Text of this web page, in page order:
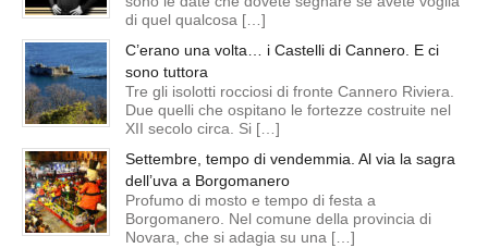
di quel qualcosa […]
C’erano una volta… i Castelli di Cannero. E ci
sono tuttora
Tre gli isolotti rocciosi di fronte Cannero Riviera.
Due quelli che ospitano le fortezze costruite nel
XII secolo circa. Si […]
Settembre, tempo di vendemmia. Al via la sagra
dell’uva a Borgomanero
Profumo di mosto e tempo di festa a
Borgomanero. Nel comune della provincia di
Novara, che si adagia su una […]